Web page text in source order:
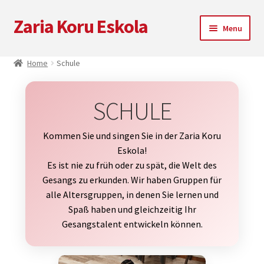
Skip
to
Skip
to
Zaria Koru Eskola Menu
Zaria Koru Eskola
Zaria Koru Eskola
Klassen
Künstlerische Leitung
Musikcamp
Home Schule
SCHULE
Kommen Sie und singen Sie in der Zaria Koru
Eskola!
Es ist nie zu früh oder zu spät, die Welt des
Gesangs zu erkunden. Wir haben Gruppen für
alle Altersgruppen, in denen Sie lernen und
Spaß haben und gleichzeitig Ihr
Gesangstalent entwickeln können.